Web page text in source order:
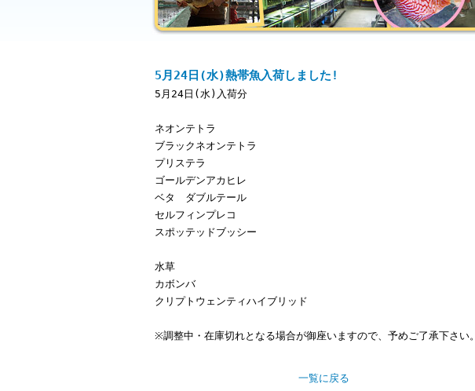
5月24日(水)熱帯魚入荷しました!
5月24日(水)入荷分
ネオンテトラ
ブラックネオンテトラ
プリステラ
ゴールデンアカヒレ
ベタ ダブルテール
セルフィンプレコ
スポッテッドブッシー
水草
カボンバ
クリプトウェンティハイブリッド
※調整中・在庫切れとなる場合が御座いますので、予めご了承下さい。
一覧に戻る